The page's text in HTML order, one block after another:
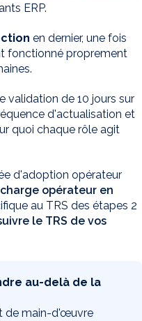
ERP.
en dernier, une fois
fonctionné proprement
validation de 10 jours sur
d'actualisation et
quoi chaque rôle agit
d'adoption opérateur
opérateur en
au TRS des étapes 2
le TRS de vos
au-delà de la
de main-d'œuvre